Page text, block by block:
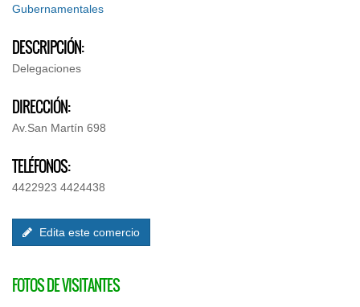
Gubernamentales
DESCRIPCIÓN:
Delegaciones
DIRECCIÓN:
Av.San Martín 698
TELÉFONOS:
4422923 4424438
Edita este comercio
FOTOS DE VISITANTES